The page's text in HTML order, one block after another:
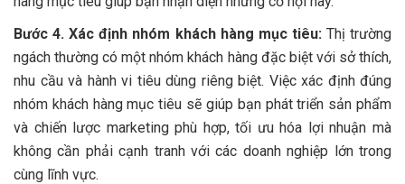
Bước 4. Xác định nhóm khách hàng mục tiêu: Thị trường
ngách thường có một nhóm khách hàng đặc biệt với sở thích,
nhu cầu và hành vi tiêu dùng riêng biệt. Việc xác định đúng
nhóm khách hàng mục tiêu sẽ giúp bạn phát triển sản phẩm
và chiến lược marketing phù hợp, tối ưu hóa lợi nhuận mà
không cần phải cạnh tranh với các doanh nghiệp lớn trong
cùng lĩnh vực.